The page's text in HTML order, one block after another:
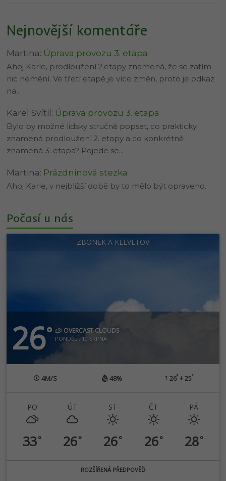
Nejnovější komentáře
Martina: Úprava provozu 3. etapa
Ahoj Karle, prodloužení 2.etapy znamená, že se zatím
nic nemění. Ve třetí etapě je více změn, proto je odkaz
na…
Karel Svítil: Úprava provozu 3. etapa
Bylo by možné lidsky stručně popsat, co prakticky
znamená prodloužení 2. etapy a co konkrétně
znamená 3. etapa? Pojede se…
Martina: Prázdninová stezka
Ahoj Karle, v nejbližší době by to mělo být opraveno.
Počasí u nás
ZBONĚK A KLEVETOV
26° OVERCAST CLOUDS
PONDĚLÍ, 10 SRPNA
4M/S 48% 26° 25°
PO
33°
ÚT
26°
ST
26°
ČT
26°
PÁ
28°
ROZŠÍŘENÁ PŘEDPOVĚĎ